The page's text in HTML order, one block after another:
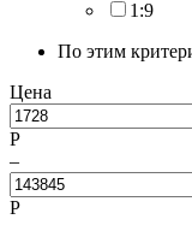
1:9
По этим
Цена
Р
–
Р